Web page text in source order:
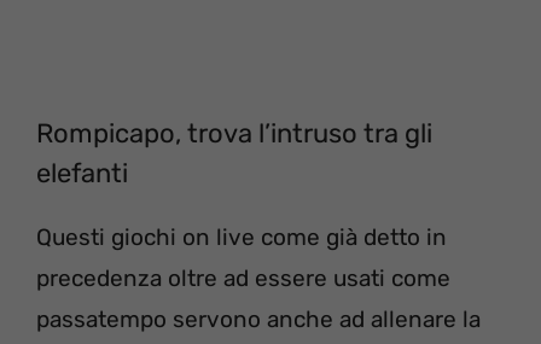
Rompicapo, trova l’intruso tra gli
elefanti
Questi giochi on live come già detto in
precedenza oltre ad essere usati come
passatempo servono anche ad allenare la